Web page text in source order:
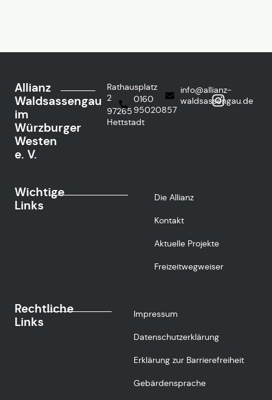
Allianz
Waldsassengau
im
Würzburger
Westen
e. V.
Rathausplatz
2
97265
Hettstadt
0160
95020857
info@allianz-
waldsassengau.de
Wichtige
Links
Die Allianz
Kontakt
Aktuelle Projekte
Freizeitwegweiser
Rechtliche
Links
Impressum
Datenschutzerklärung
Erklärung zur Barrierefreiheit
Gebärdensprache